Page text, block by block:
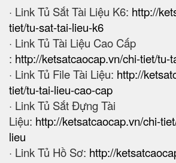
· Link Tủ Sắt Tài Liệu K6: http://
tiet/tu-sat-tai-lieu-k6
· Link Tủ Tài Liệu Cao Cấp
: http://ketsatcaocap.vn/chi-tiet/tu-
· Link Tủ File Tài Liệu: http://
tiet/tu-tai-lieu-cao-cap
· Link Tủ Sắt Đựng Tài
Liệu: http://ketsatcaocap.vn/chi-
lieu
· Link Tủ Hồ Sơ: http://